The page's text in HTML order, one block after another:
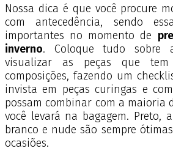
Nossa dica é que você procure
com antecedência, sendo
importantes no momento de
inverno. Coloque tudo sobre
visualizar as peças que
composições, fazendo um
invista em peças curingas e
possam combinar com a maioria
você levará na bagagem. Preto,
branco e nude são sempre
ocasiões.